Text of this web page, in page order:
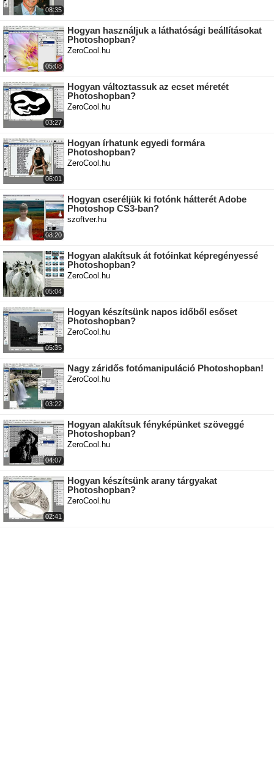
08:35
05:08
Hogyan használjuk a láthatósági beállításokat
Photoshopban?
ZeroCool.hu
03:27
Hogyan változtassuk az ecset méretét
Photoshopban?
ZeroCool.hu
06:01
Hogyan írhatunk egyedi formára
Photoshopban?
ZeroCool.hu
08:20
Hogyan cseréljük ki fotónk hátterét Adobe
Photoshop CS3-ban?
szoftver.hu
05:04
Hogyan alakítsuk át fotóinkat képregényessé
Photoshopban?
ZeroCool.hu
05:35
Hogyan készítsünk napos időből esőset
Photoshopban?
ZeroCool.hu
03:22
Nagy záridős fotómanipuláció Photoshopban!
ZeroCool.hu
04:07
Hogyan alakítsuk fényképünket szöveggé
Photoshopban?
ZeroCool.hu
02:41
Hogyan készítsünk arany tárgyakat
Photoshopban?
ZeroCool.hu